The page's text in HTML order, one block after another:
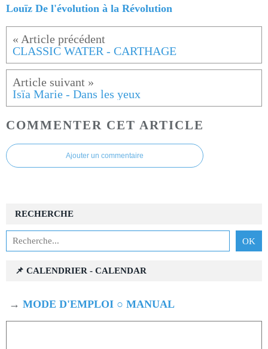
Louïz De l'évolution à la Révolution
CLASSIC WATER - CARTHAGE
Isïa Marie - Dans les yeux
COMMENTER CET ARTICLE
Ajouter un commentaire
RECHERCHE
📌 CALENDRIER - CALENDAR
→ MODE D'EMPLOI ○ MANUAL